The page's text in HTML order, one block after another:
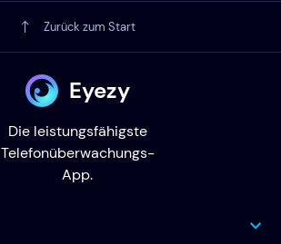
Zurück zum Start
Eyezy
Die leistungsfähigste
Telefonüberwachungs-
App.